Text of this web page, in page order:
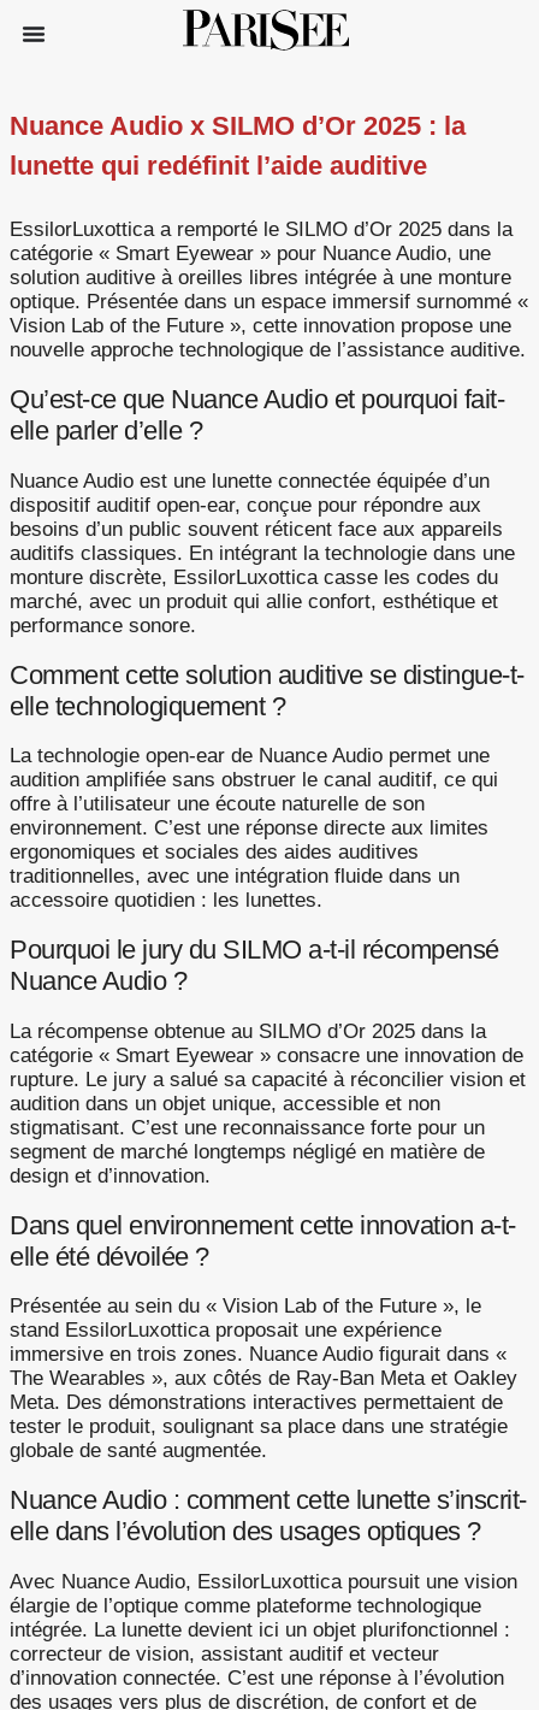
Nuance Audio x SILMO d’Or 2025 : la
lunette qui redéfinit l’aide auditive
EssilorLuxottica a remporté le SILMO d’Or 2025 dans la
catégorie « Smart Eyewear » pour Nuance Audio, une
solution auditive à oreilles libres intégrée à une monture
optique. Présentée dans un espace immersif surnommé «
Vision Lab of the Future », cette innovation propose une
nouvelle approche technologique de l’assistance auditive.
Qu’est-ce que Nuance Audio et pourquoi fait-
elle parler d’elle ?
Nuance Audio est une lunette connectée équipée d’un
dispositif auditif open-ear, conçue pour répondre aux
besoins d’un public souvent réticent face aux appareils
auditifs classiques. En intégrant la technologie dans une
monture discrète, EssilorLuxottica casse les codes du
marché, avec un produit qui allie confort, esthétique et
performance sonore.
Comment cette solution auditive se distingue-t-
elle technologiquement ?
La technologie open-ear de Nuance Audio permet une
audition amplifiée sans obstruer le canal auditif, ce qui
offre à l’utilisateur une écoute naturelle de son
environnement. C’est une réponse directe aux limites
ergonomiques et sociales des aides auditives
traditionnelles, avec une intégration fluide dans un
accessoire quotidien : les lunettes.
Pourquoi le jury du SILMO a-t-il récompensé
Nuance Audio ?
La récompense obtenue au SILMO d’Or 2025 dans la
catégorie « Smart Eyewear » consacre une innovation de
rupture. Le jury a salué sa capacité à réconcilier vision et
audition dans un objet unique, accessible et non
stigmatisant. C’est une reconnaissance forte pour un
segment de marché longtemps négligé en matière de
design et d’innovation.
Dans quel environnement cette innovation a-t-
elle été dévoilée ?
Présentée au sein du « Vision Lab of the Future », le
stand EssilorLuxottica proposait une expérience
immersive en trois zones. Nuance Audio figurait dans «
The Wearables », aux côtés de Ray-Ban Meta et Oakley
Meta. Des démonstrations interactives permettaient de
tester le produit, soulignant sa place dans une stratégie
globale de santé augmentée.
Nuance Audio : comment cette lunette s’inscrit-
elle dans l’évolution des usages optiques ?
Avec Nuance Audio, EssilorLuxottica poursuit une vision
élargie de l’optique comme plateforme technologique
intégrée. La lunette devient ici un objet plurifonctionnel :
correcteur de vision, assistant auditif et vecteur
d’innovation connectée. C’est une réponse à l’évolution
des usages vers plus de discrétion, de confort et de